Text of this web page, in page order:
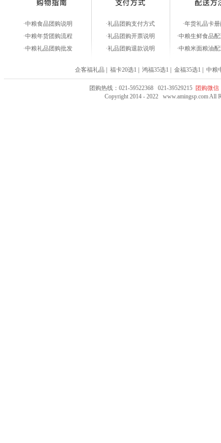
·中粮食品团购说明
·中粮年货团购流程
·中粮礼品团购批发
·礼品团购支付方式
·礼品团购开票说明
·礼品团购退款说明
·年货礼品卡
·中粮生鲜食品
·中粮米面粮油
企客福礼品 福卡20选1 鸿福35选1 金福35选1 中粮
团购热线：021-59522368 021-39529215 团购微信
Copyright 2014 - 2022 www.amingsp.com